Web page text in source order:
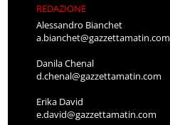
REDAZIONE
Alessandro Bianchet
a.bianchet@gazzettamatin.com
Danila Chenal
d.chenal@gazzettamatin.com
Erika David
e.david@gazzettamatin.com